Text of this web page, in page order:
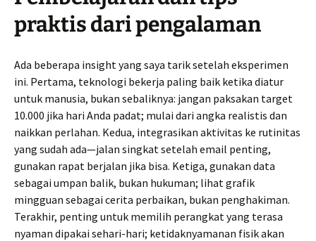
praktis dari pengalaman
Ada beberapa insight yang saya tarik setelah eksperimen
ini. Pertama, teknologi bekerja paling baik ketika diatur
untuk manusia, bukan sebaliknya: jangan paksakan target
10.000 jika hari Anda padat; mulai dari angka realistis dan
naikkan perlahan. Kedua, integrasikan aktivitas ke rutinitas
yang sudah ada—jalan singkat setelah email penting,
gunakan rapat berjalan jika bisa. Ketiga, gunakan data
sebagai umpan balik, bukan hukuman; lihat grafik
mingguan sebagai cerita perbaikan, bukan penghakiman.
Terakhir, penting untuk memilih perangkat yang terasa
nyaman dipakai sehari-hari; ketidaknyamanan fisik akan